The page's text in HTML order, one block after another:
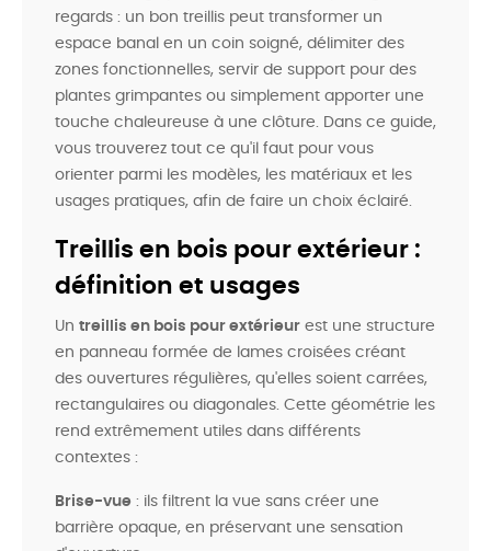
regards : un bon treillis peut transformer un
espace banal en un coin soigné, délimiter des
zones fonctionnelles, servir de support pour des
plantes grimpantes ou simplement apporter une
touche chaleureuse à une clôture. Dans ce guide,
vous trouverez tout ce qu'il faut pour vous
orienter parmi les modèles, les matériaux et les
usages pratiques, afin de faire un choix éclairé.
Treillis en bois pour extérieur :
définition et usages
Un treillis en bois pour extérieur est une structure
en panneau formée de lames croisées créant
des ouvertures régulières, qu'elles soient carrées,
rectangulaires ou diagonales. Cette géométrie les
rend extrêmement utiles dans différents
contextes :
Brise-vue : ils filtrent la vue sans créer une
barrière opaque, en préservant une sensation